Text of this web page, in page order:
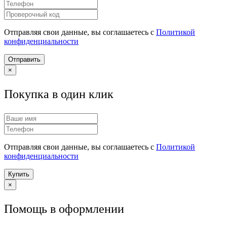
Отправляя свои данные, вы соглашаетесь с Политикой
конфиденциальности
Отправить
×
Покупка в один клик
Отправляя свои данные, вы соглашаетесь с Политикой
конфиденциальности
Купить
×
Помощь в оформлении